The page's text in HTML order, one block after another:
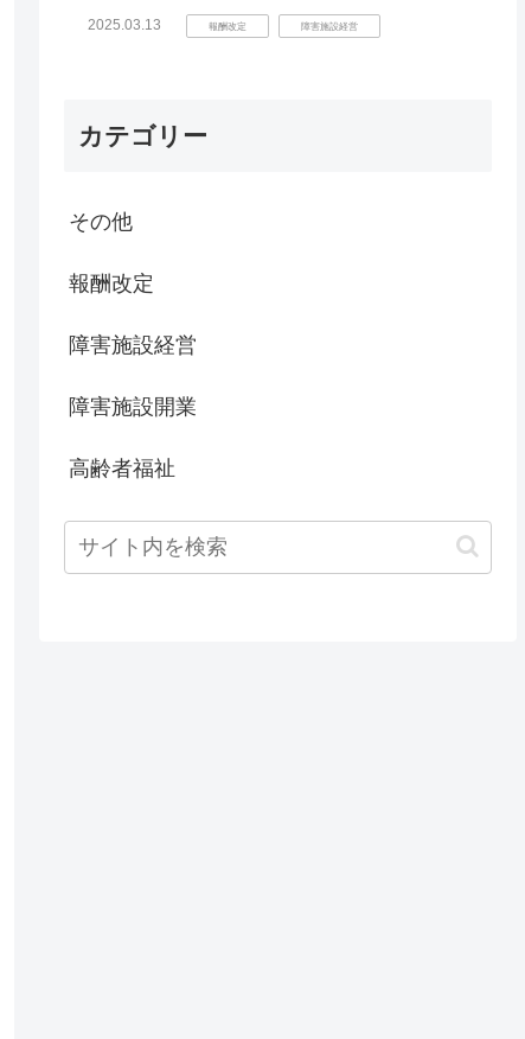
2025.03.13 報酬改定 障害施設経営
カテゴリー
その他
報酬改定
障害施設経営
障害施設開業
高齢者福祉